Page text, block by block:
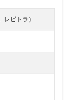
ビトラ）